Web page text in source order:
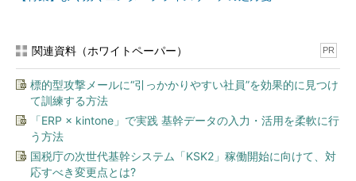
関連資料（ホワイトペーパー） PR
標的型攻撃メールに“引っかかりやすい社員”を効果的に見つけ
て訓練する方法
「ERP × kintone」で実践 基幹データの入力・活用を柔軟に行
う方法
国税庁の次世代基幹システム「KSK2」稼働開始に向けて、対
応すべき変更点とは?